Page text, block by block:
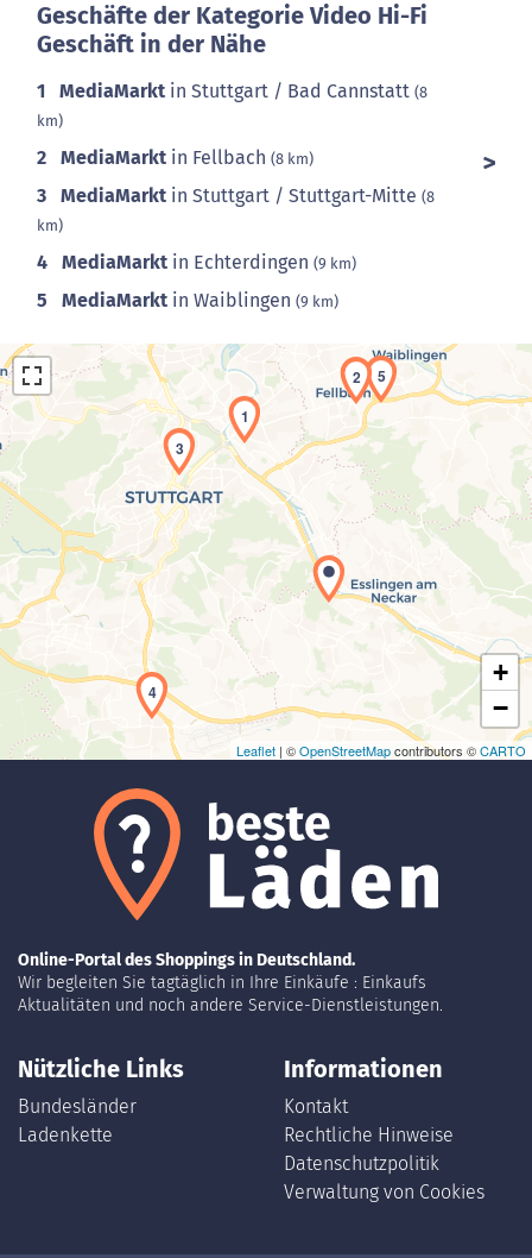
Geschäfte der Kategorie Video Hi-Fi
Geschäft in der Nähe
1 MediaMarkt in Stuttgart / Bad Cannstatt (8
km)
2 MediaMarkt in Fellbach (8 km)
3 MediaMarkt in Stuttgart / Stuttgart-Mitte (8
km)
4 MediaMarkt in Echterdingen (9 km)
5 MediaMarkt in Waiblingen (9 km)
Laden der Karte...
1
2
3
4
5
+
−
Leaflet | ©OpenStreetMapcontributors ©CARTO
Online-Portal des Shoppings in Deutschland.
Wir begleiten Sie tagtäglich in Ihre Einkäufe : Einkaufs
Aktualitäten und noch andere Service-Dienstleistungen.
Nützliche Links
Bundesländer
Ladenkette
Informationen
Kontakt
Rechtliche Hinweise
Datenschutzpolitik
Verwaltung von Cookies